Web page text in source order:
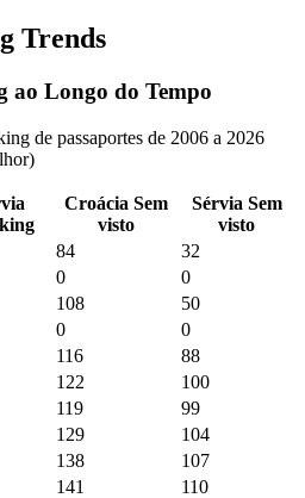
Trends
ao Longo do Tempo
de passaportes de 2006 a 2026
Croácia Sem
visto
Sérvia Sem
visto
84
32
0
0
108
50
0
0
116
88
122
100
119
99
129
104
138
107
141
110